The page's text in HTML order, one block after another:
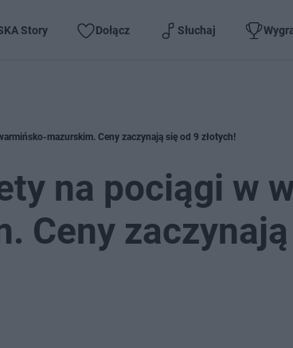
Story Dołącz Słuchaj
mazurskim. Ceny zaczynają się od 9 złotych!
na pociągi w
Ceny